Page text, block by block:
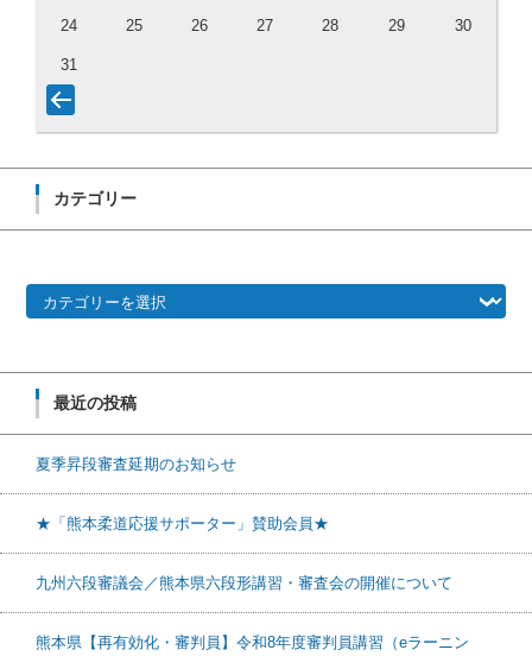
24 25 26 27 28 29 30
31
カテゴリー
最近の投稿
夏季昇段審査延期のお知らせ
★「熊本柔道応援サポーター」賛助会員★
九州六段審議会／熊本県六段形講習・審査会の開催について
熊本県【再有効化・審判員】令和8年度審判員講習（eラーニン